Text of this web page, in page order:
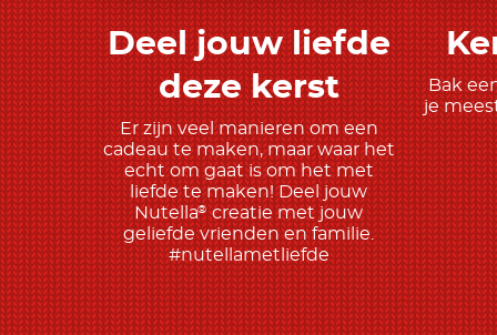
Meer ontdekken
Deel jouw liefde
deze kerst
Er zijn veel manieren om een
cadeau te maken, maar waar het
echt om gaat is om het met
liefde te maken! Deel jouw
Nutella® creatie met jouw
geliefde vrienden en familie.
#nutellametliefde
Bak
je